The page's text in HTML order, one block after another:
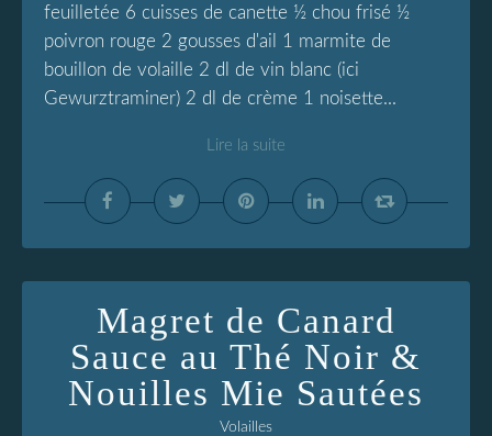
feuilletée 6 cuisses de canette ½ chou frisé ½
poivron rouge 2 gousses d'ail 1 marmite de
bouillon de volaille 2 dl de vin blanc (ici
Gewurztraminer) 2 dl de crème 1 noisette...
Lire la suite
Magret de Canard
Sauce au Thé Noir &
Nouilles Mie Sautées
Volailles